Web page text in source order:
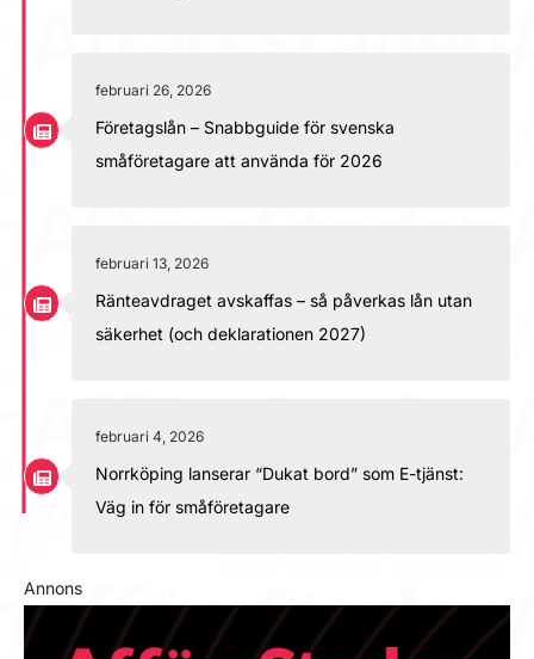
februari 26, 2026
Företagslån – Snabbguide för svenska
småföretagare att använda för 2026
februari 13, 2026
Ränteavdraget avskaffas – så påverkas lån utan
säkerhet (och deklarationen 2027)
februari 4, 2026
Norrköping lanserar “Dukat bord” som E-tjänst:
Väg in för småföretagare
Annons